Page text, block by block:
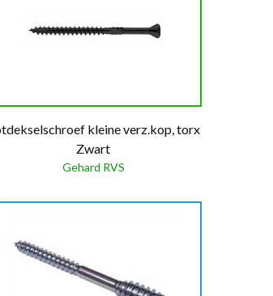
kleine verz.kop, torx
Zwart
Gehard RVS